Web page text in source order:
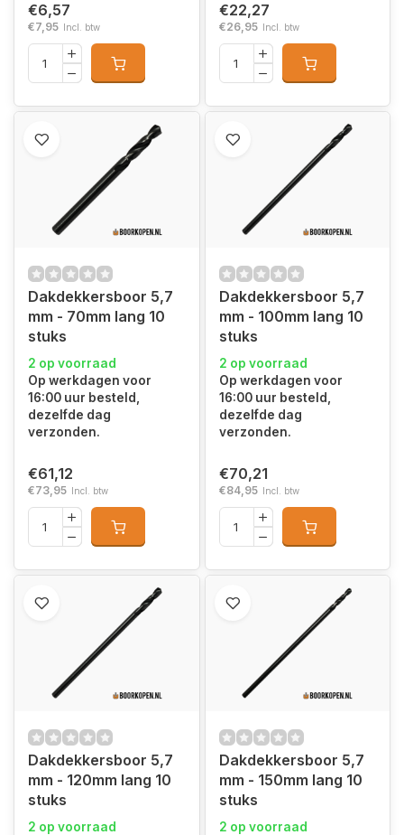
€6,57
€7,95 Incl. btw
€22,27
€26,95 Incl. btw
Dakdekkersboor 5,7
mm - 70mm lang 10
stuks
2 op voorraad
Op werkdagen voor
16:00 uur besteld,
dezelfde dag
verzonden.
€61,12
€73,95 Incl. btw
Dakdekkersboor 5,7
mm - 100mm lang 10
stuks
2 op voorraad
Op werkdagen voor
16:00 uur besteld,
dezelfde dag
verzonden.
€70,21
€84,95 Incl. btw
Dakdekkersboor 5,7
mm - 120mm lang 10
stuks
2 op voorraad
Dakdekkersboor 5,7
mm - 150mm lang 10
stuks
2 op voorraad